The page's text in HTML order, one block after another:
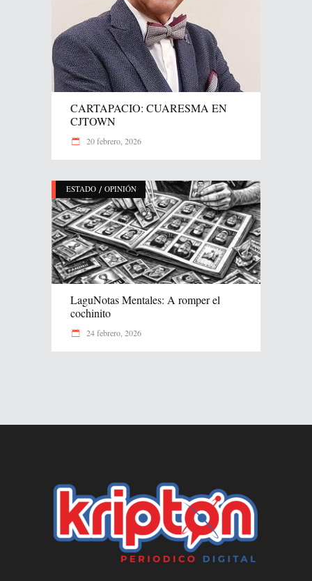
CARTAPACIO: CUARESMA EN
CJTOWN
20 febrero, 2026
ESTADO / OPINIÓN
LaguNotas Mentales: A romper el
cochinito
24 febrero, 2026